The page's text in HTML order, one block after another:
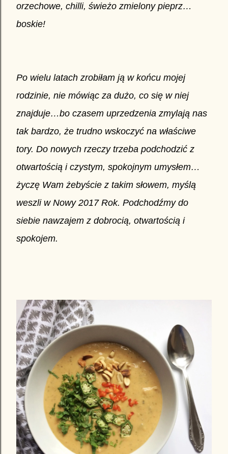
orzechowe, chilli, świeżo zmielony pieprz…
boskie!
Po wielu latach zrobiłam ją w końcu mojej
rodzinie, nie mówiąc za dużo, co się w niej
znajduje…bo czasem uprzedzenia zmylają nas
tak bardzo, że trudno wskoczyć na właściwe
tory. Do nowych rzeczy trzeba podchodzić z
otwartością i czystym, spokojnym umysłem…
życzę Wam żebyście z takim słowem, myślą
weszli w Nowy 2017 Rok. Podchodźmy do
siebie nawzajem z dobrocią, otwartością i
spokojem.